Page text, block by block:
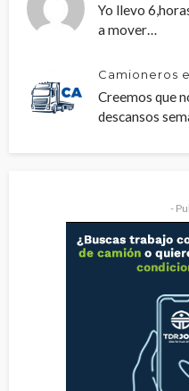
Yo llevo
a mover…
Camioneros
Creemos que
descansos
-